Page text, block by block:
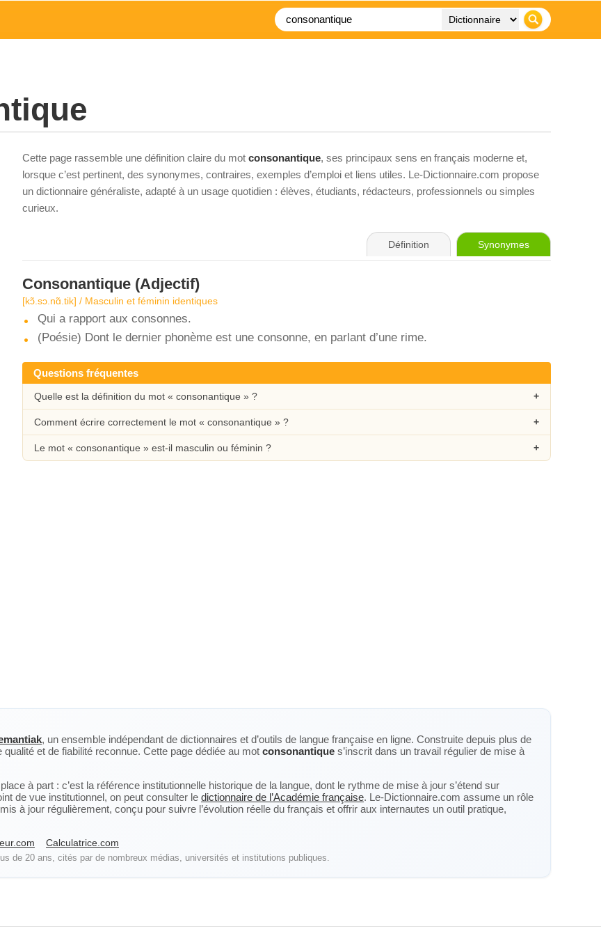
Cette page rassemble une définition claire du mot consonantique, ses principaux sens en français moderne et,
lorsque c’est pertinent, des synonymes, contraires, exemples d’emploi et liens utiles. Le-Dictionnaire.com propose
un dictionnaire généraliste, adapté à un usage quotidien : élèves, étudiants, rédacteurs, professionnels ou simples
curieux.
Définition Synonymes
Consonantique (Adjectif)
[kɔ̃.sɔ.nɑ̃.tik] / Masculin et féminin identiques
Qui a rapport aux consonnes.
(Poésie) Dont le dernier phonème est une consonne, en parlant d’une rime.
Questions fréquentes
Quelle est la définition du mot « consonantique » ?
Comment écrire correctement le mot « consonantique » ?
Le mot « consonantique » est-il masculin ou féminin ?
, un ensemble indépendant de dictionnaires et d’outils de langue française en ligne. Construite depuis plus de
et de fiabilité reconnue. Cette page dédiée au mot consonantique s’inscrit dans un travail régulier de mise à
à part : c’est la référence institutionnelle historique de la langue, dont le rythme de mise à jour s’étend sur
de vue institutionnel, on peut consulter le dictionnaire de l’Académie française. Le-Dictionnaire.com assume un rôle
à jour régulièrement, conçu pour suivre l’évolution réelle du français et offrir aux internautes un outil pratique,
Calculatrice.com
de 20 ans, cités par de nombreux médias, universités et institutions publiques.